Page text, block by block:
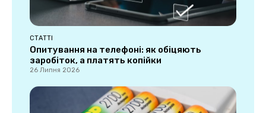
СТАТТІ
Опитування на телефоні: як обіцяють
заробіток, а платять копійки
26 Липня 2026